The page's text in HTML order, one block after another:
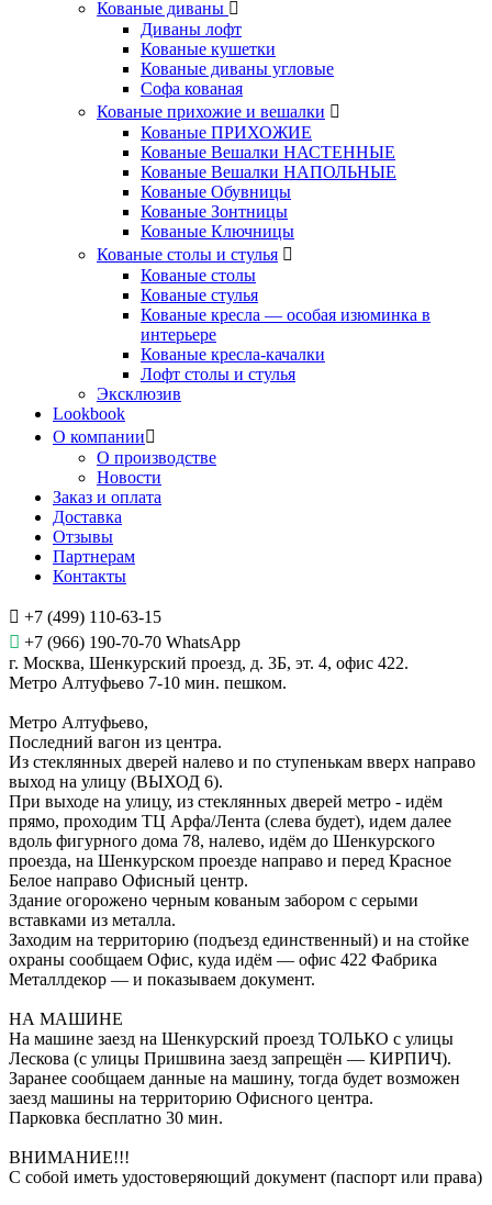
Кованые диваны
Диваны лофт
Кованые кушетки
Кованые диваны угловые
Софа кованая
Кованые прихожие и вешалки
Кованые ПРИХОЖИЕ
Кованые Вешалки НАСТЕННЫЕ
Кованые Вешалки НАПОЛЬНЫЕ
Кованые Обувницы
Кованые Зонтницы
Кованые Ключницы
Кованые столы и стулья
Кованые столы
Кованые стулья
Кованые кресла — особая изюминка в
интерьере
Кованые кресла-качалки
Лофт столы и стулья
Эксклюзив
Lookbook
О компании
О производстве
Новости
Заказ и оплата
Доставка
Отзывы
Партнерам
Контакты
+7 (499) 110-63-15
+7 (966) 190-70-70 WhatsApp
г. Москва, Шенкурский проезд, д. 3Б, эт. 4, офис 422.
Метро Алтуфьево 7-10 мин. пешком.
Метро Алтуфьево,
Последний вагон из центра.
Из стеклянных дверей налево и по ступенькам вверх направо
выход на улицу (ВЫХОД 6).
При выходе на улицу, из стеклянных дверей метро - идём
прямо, проходим ТЦ Арфа/Лента (слева будет), идем далее
вдоль фигурного дома 78, налево, идём до Шенкурского
проезда, на Шенкурском проезде направо и перед Красное
Белое направо Офисный центр.
Здание огорожено черным кованым забором с серыми
вставками из металла.
Заходим на территорию (подъезд единственный) и на стойке
охраны сообщаем Офис, куда идём — офис 422 Фабрика
Металлдекор — и показываем документ.
НА МАШИНЕ
На машине заезд на Шенкурский проезд ТОЛЬКО с улицы
Лескова (с улицы Пришвина заезд запрещён — КИРПИЧ).
Заранее сообщаем данные на машину, тогда будет возможен
заезд машины на территорию Офисного центра.
Парковка бесплатно 30 мин.
ВНИМАНИЕ!!!
С собой иметь удостоверяющий документ (паспорт или права)